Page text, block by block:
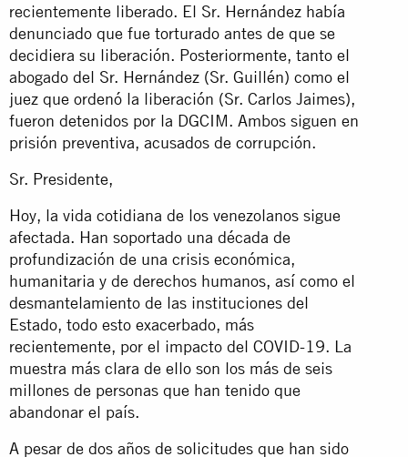
recientemente liberado. El Sr. Hernández había
denunciado que fue torturado antes de que se
decidiera su liberación. Posteriormente, tanto el
abogado del Sr. Hernández (Sr. Guillén) como el
juez que ordenó la liberación (Sr. Carlos Jaimes),
fueron detenidos por la DGCIM. Ambos siguen en
prisión preventiva, acusados de corrupción.
Sr. Presidente,
Hoy, la vida cotidiana de los venezolanos sigue
afectada. Han soportado una década de
profundización de una crisis económica,
humanitaria y de derechos humanos, así como el
desmantelamiento de las instituciones del
Estado, todo esto exacerbado, más
recientemente, por el impacto del COVID-19. La
muestra más clara de ello son los más de seis
millones de personas que han tenido que
abandonar el país.
A pesar de dos años de solicitudes que han sido